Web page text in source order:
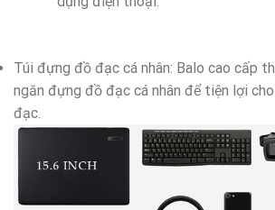
Túi đựng đồ đạc cá nhân: Balo cao cấp
ngăn đựng đồ đạc cá nhân để tiện lợi
đạc.